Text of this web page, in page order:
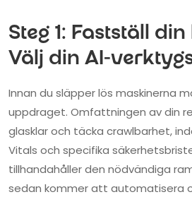
Steg 1: Fastställ
Välj din AI-
Innan du släpper lös maskinerna
uppdraget. Omfattningen av din
glasklar och täcka crawlbarhet,
Vitals och specifika
tillhandahåller den nödvändiga
sedan kommer att automatisera